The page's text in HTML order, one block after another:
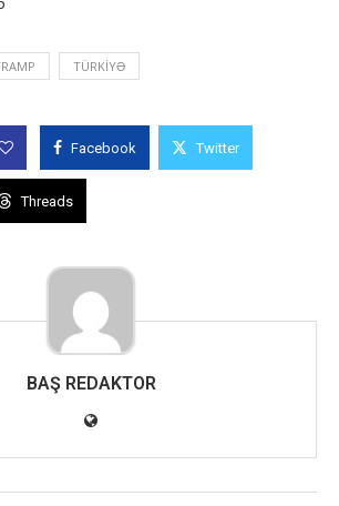
TÜRKIYƏ
Facebook Twitter
Threads
BAŞ REDAKTOR